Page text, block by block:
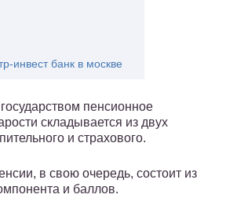
инвест банк в москве
пенсионное
складывается из двух
и страхового.
в свою очередь, состоит из
и баллов.